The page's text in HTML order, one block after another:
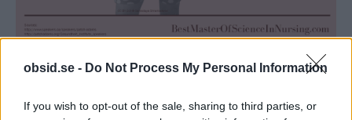
obsid.se - Do Not Process My Personal Information
If you wish to opt-out of the sale, sharing to third parties, or
”Skratt är den bästa medicinen” Stämmer det?